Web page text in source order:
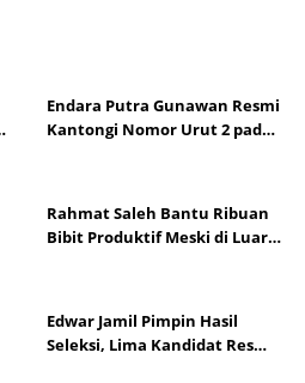
Endara Putra Gunawan Resmi
Kantongi Nomor Urut 2 pada
Rahmat Saleh Bantu Ribuan
Bibit Produktif Meski di Luar
Edwar Jamil Pimpin Hasil
Seleksi, Lima Kandidat Resmi